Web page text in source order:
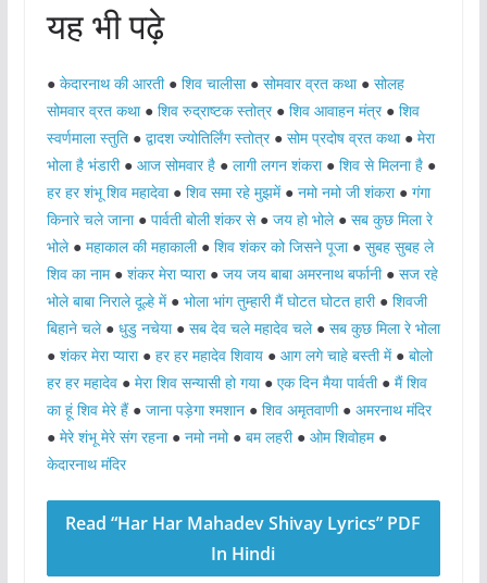
यह भी पढ़े
● केदारनाथ की आरती● शिव चालीसा● सोमवार व्रत कथा● सोलह
सोमवार व्रत कथा● शिव रुद्राष्टक स्तोत्र● शिव आवाहन मंत्र● शिव
स्वर्णमाला स्तुति● द्वादश ज्योतिर्लिंग स्तोत्र● सोम प्रदोष व्रत कथा● मेरा
भोला है भंडारी● आज सोमवार है● लागी लगन शंकरा● शिव से मिलना है●
हर हर शंभू शिव महादेवा● शिव समा रहे मुझमें● नमो नमो जी शंकरा● गंगा
किनारे चले जाना● पार्वती बोली शंकर से● जय हो भोले● सब कुछ मिला रे
भोले● महाकाल की महाकाली● शिव शंकर को जिसने पूजा● सुबह सुबह ले
शिव का नाम● शंकर मेरा प्यारा● जय जय बाबा अमरनाथ बर्फानी● सज रहे
भोले बाबा निराले दूल्हे में● भोला भांग तुम्हारी मैं घोटत घोटत हारी● शिवजी
बिहाने चले● धुडु नचेया● सब देव चले महादेव चले● सब कुछ मिला रे भोला
● शंकर मेरा प्यारा● हर हर महादेव शिवाय● आग लगे चाहे बस्ती में● बोलो
हर हर महादेव● मेरा शिव सन्यासी हो गया● एक दिन मैया पार्वती● मैं शिव
का हूं शिव मेरे हैं● जाना पड़ेगा श्मशान● शिव अमृतवाणी● अमरनाथ मंदिर
● मेरे शंभू मेरे संग रहना● नमो नमो● बम लहरी● ओम शिवोहम●
केदारनाथ मंदिर
Read “Har Har Mahadev Shivay Lyrics” PDF
In Hindi